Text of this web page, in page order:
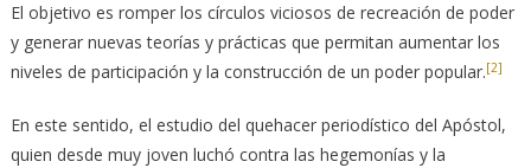
El objetivo es romper los círculos viciosos de recreación de poder
y generar nuevas teorías y prácticas que permitan aumentar los
niveles de participación y la construcción de un poder popular.[2]
En este sentido, el estudio del quehacer periodístico del Apóstol,
quien desde muy joven luchó contra las hegemonías y la